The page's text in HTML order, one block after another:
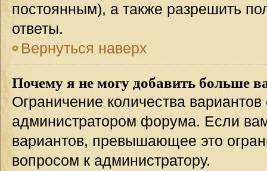
постоянным), а также разрешить
ответы.
Вернуться наверх
Почему я не могу добавить больше
Ограничение количества вариантов
администратором форума. Если
вариантов, превышающее это
вопросом к администратору.